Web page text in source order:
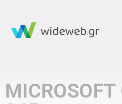
MICROSOFT